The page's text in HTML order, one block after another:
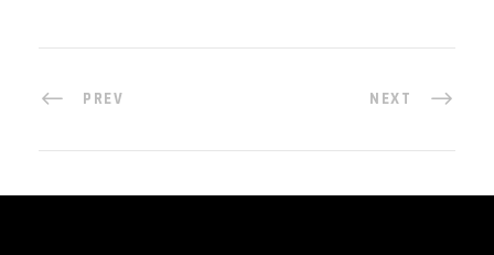
PREV NEXT